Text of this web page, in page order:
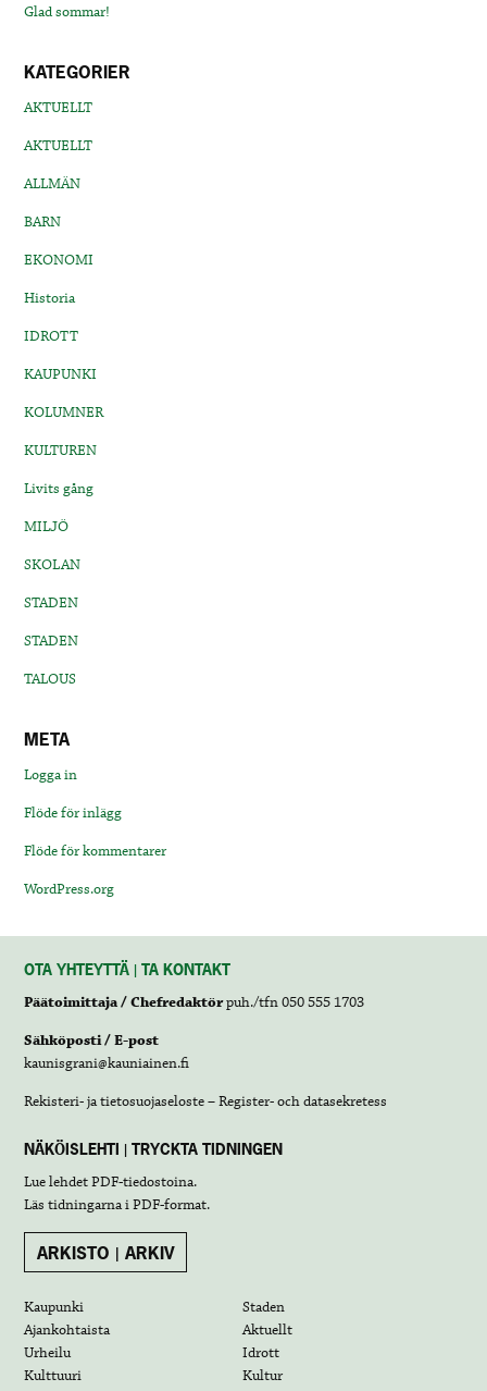
Glad sommar!
KATEGORIER
AKTUELLT
AKTUELLT
ALLMÄN
BARN
EKONOMI
Historia
IDROTT
KAUPUNKI
KOLUMNER
KULTUREN
Livits gång
MILJÖ
SKOLAN
STADEN
STADEN
TALOUS
META
Logga in
Flöde för inlägg
Flöde för kommentarer
WordPress.org
OTA YHTEYTTÄ | TA KONTAKT
Päätoimittaja / Chefredaktörpuh./tfn 050 555 1703
Sähköposti / E-post
kaunisgrani@kauniainen.fi
Rekisteri- ja tietosuojaseloste – Register- och datasekretess
NÄKÖISLEHTI | TRYCKTA TIDNINGEN
Lue lehdetPDF-tiedostoina.
Läs tidningarna iPDF-format.
ARKISTO | ARKIV
Kaupunki
Staden
Ajankohtaista
Aktuellt
Urheilu
Idrott
Kulttuuri
Kultur